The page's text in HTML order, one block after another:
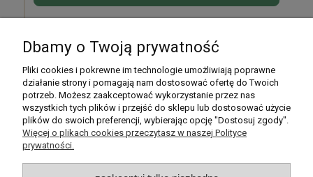
Moje konto
Płatności i dostawa
Informacje
Dbamy o Twoją prywatność
Pliki cookies i pokrewne im technologie umożliwiają poprawne
działanie strony i pomagają nam dostosować ofertę do Twoich
potrzeb. Możesz zaakceptować wykorzystanie przez nas
wszystkich tych plików i przejść do sklepu lub dostosować użycie
plików do swoich preferencji, wybierając opcję "Dostosuj zgody".
Więcej o plikach cookies przeczytasz w naszej Polityce
prywatności.